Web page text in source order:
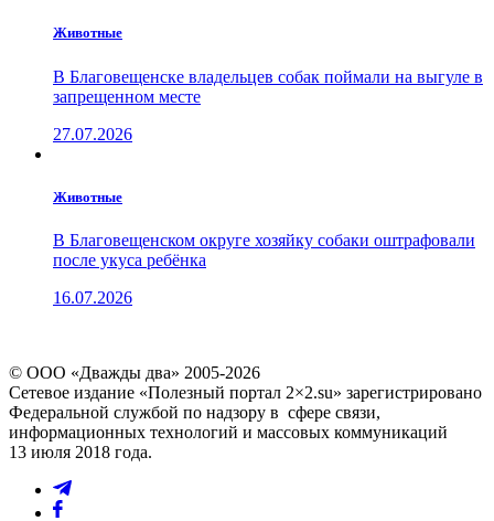
Животные
В Благовещенске владельцев собак поймали на выгуле в
запрещенном месте
27.07.2026
Животные
В Благовещенском округе хозяйку собаки оштрафовали
после укуса ребёнка
16.07.2026
© ООО «Дважды два» 2005-2026
Сетевое издание «Полезный портал 2×2.su» зарегистрировано
Федеральной службой по надзору в сфере связи,
информационных технологий и массовых коммуникаций
13 июля 2018 года.